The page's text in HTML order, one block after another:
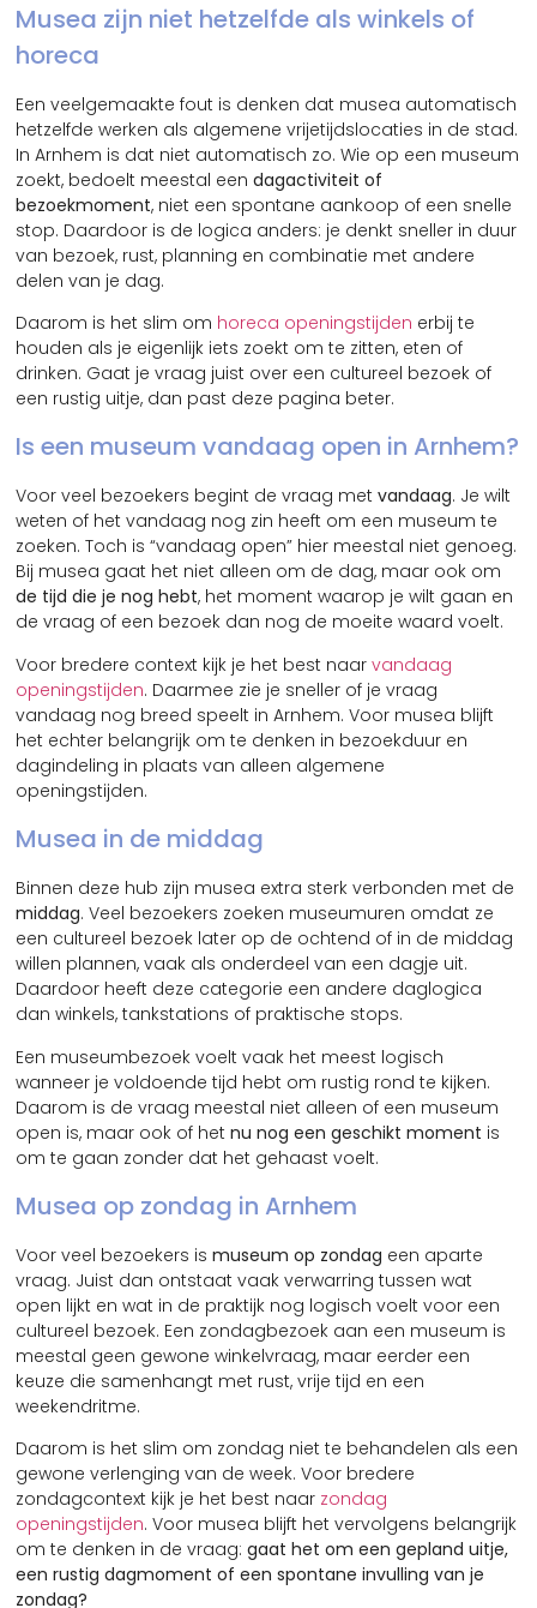
Musea zijn niet hetzelfde als winkels of
horeca
Een veelgemaakte fout is denken dat musea automatisch
hetzelfde werken als algemene vrijetijdslocaties in de stad.
In Arnhem is dat niet automatisch zo. Wie op een museum
zoekt, bedoelt meestal eendagactiviteit of
bezoekmoment, niet een spontane aankoop of een snelle
stop. Daardoor is de logica anders: je denkt sneller in duur
van bezoek, rust, planning en combinatie met andere
delen van je dag.
Daarom is het slim om horeca openingstijden erbij te
houden als je eigenlijk iets zoekt om te zitten, eten of
drinken. Gaat je vraag juist over een cultureel bezoek of
een rustig uitje, dan past deze pagina beter.
Is een museum vandaag open in Arnhem?
Voor veel bezoekers begint de vraag metvandaag. Je wilt
weten of het vandaag nog zin heeft om een museum te
zoeken. Toch is “vandaag open” hier meestal niet genoeg.
Bij musea gaat het niet alleen om de dag, maar ook om
de tijd die je nog hebt, het moment waarop je wilt gaan en
de vraag of een bezoek dan nog de moeite waard voelt.
Voor bredere context kijk je het best naarvandaag
openingstijden. Daarmee zie je sneller of je vraag
vandaag nog breed speelt in Arnhem. Voor musea blijft
het echter belangrijk om te denken in bezoekduur en
dagindeling in plaats van alleen algemene
openingstijden.
Musea in de middag
Binnen deze hub zijn musea extra sterk verbonden met de
middag. Veel bezoekers zoeken museumuren omdat ze
een cultureel bezoek later op de ochtend of in de middag
willen plannen, vaak als onderdeel van een dagje uit.
Daardoor heeft deze categorie een andere daglogica
dan winkels, tankstations of praktische stops.
Een museumbezoek voelt vaak het meest logisch
wanneer je voldoende tijd hebt om rustig rond te kijken.
Daarom is de vraag meestal niet alleen of een museum
open is, maar ook of hetnu nog een geschikt moment is
om te gaan zonder dat het gehaast voelt.
Musea op zondag in Arnhem
Voor veel bezoekers ismuseum op zondag een aparte
vraag. Juist dan ontstaat vaak verwarring tussen wat
open lijkt en wat in de praktijk nog logisch voelt voor een
cultureel bezoek. Een zondagbezoek aan een museum is
meestal geen gewone winkelvraag, maar eerder een
keuze die samenhangt met rust, vrije tijd en een
weekendritme.
Daarom is het slim om zondag niet te behandelen als een
gewone verlenging van de week. Voor bredere
zondagcontext kijk je het best naar zondag
openingstijden. Voor musea blijft het vervolgens belangrijk
om te denken in de vraag:gaat het om een gepland uitje,
een rustig dagmoment of een spontane invulling van je
zondag?